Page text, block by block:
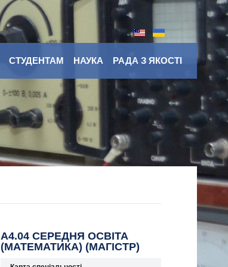
СТУДЕНТАМ НАУКА РАДА З ЯКОСТІ
A4.04 СЕРЕДНЯ ОСВІТА
(МАТЕМАТИКА) (МАГІСТР)